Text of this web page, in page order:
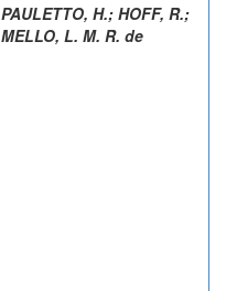
PAULETTO, H.; HOFF, R.;
MELLO, L. M. R. de